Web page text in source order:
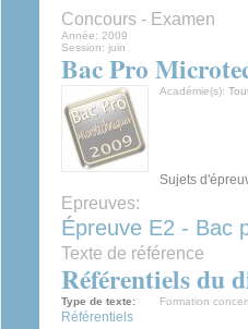
Concours - Examen
Année: 2009
Session: juin
Bac Pro
Académie(s):
Sujets
Epreuves:
Épreuve E2 - Bac
Texte de référence
Référentiels du
Type de texte:
Référentiels
Formation